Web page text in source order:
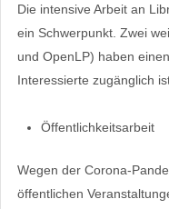
Die intensive Arbeit an
ein Schwerpunkt. Zwei
und OpenLP) haben
Interessierte zugänglich
Öffentlichkeitsarbeit
Wegen der Corona-
öffentlichen